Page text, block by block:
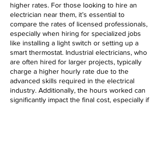
higher rates. For those looking to hire an
electrician near them, it’s essential to
compare the rates of licensed professionals,
especially when hiring for specialized jobs
like installing a light switch or setting up a
smart thermostat. Industrial electricians, who
are often hired for larger projects, typically
charge a higher hourly rate due to the
advanced skills required in the electrical
industry. Additionally, the hours worked can
significantly impact the final cost, especially if